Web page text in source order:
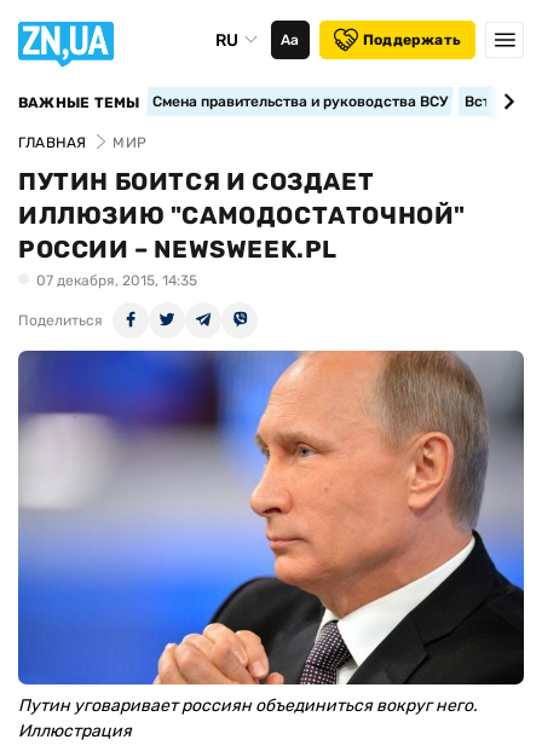
RU Аа Поддержать
ВАЖНЫЕ ТЕМЫ Смена правительства и руководства ВСУ
ГЛАВНАЯ МИР
ПУТИН БОИТСЯ И СОЗДАЕТ
ИЛЛЮЗИЮ "САМОДОСТАТОЧНОЙ"
РОССИИ – NEWSWEEK.PL
07 декабря, 2015, 14:35
Поделиться
Путин уговаривает россиян объединиться вокруг него.
Иллюстрация